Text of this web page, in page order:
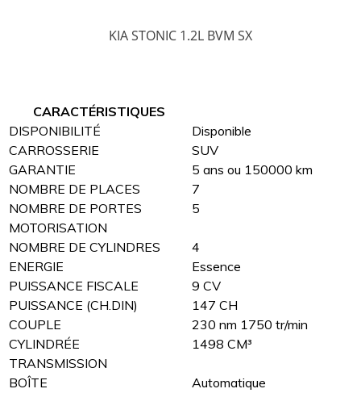
KIA STONIC 1.2L BVM SX
CARACTÉRISTIQUES
DISPONIBILITÉ
Disponible
CARROSSERIE
SUV
GARANTIE
5 ans ou 150000 km
NOMBRE DE PLACES
7
NOMBRE DE PORTES
5
MOTORISATION
NOMBRE DE CYLINDRES
4
ENERGIE
Essence
PUISSANCE FISCALE
9 CV
PUISSANCE (CH.DIN)
147 CH
COUPLE
230 nm 1750 tr/min
CYLINDRÉE
1498 CM³
TRANSMISSION
BOÎTE
Automatique